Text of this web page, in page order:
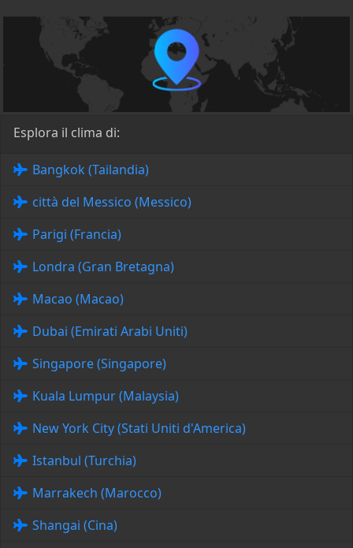
Esplora il clima di:
Bangkok (Tailandia)
città del Messico (Messico)
Parigi (Francia)
Londra (Gran Bretagna)
Macao (Macao)
Dubai (Emirati Arabi Uniti)
Singapore (Singapore)
Kuala Lumpur (Malaysia)
New York City (Stati Uniti d'America)
Istanbul (Turchia)
Marrakech (Marocco)
Shangai (Cina)